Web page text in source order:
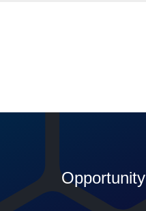
Opportunity